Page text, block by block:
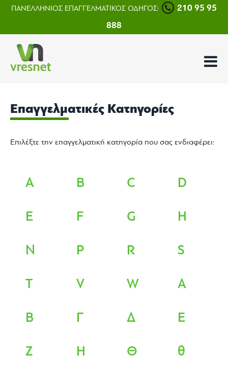
ΠΑΝΕΛΛΗΝΙΟΣ ΕΠΑΓΓΕΛΜΑΤΙΚΟΣ ΟΔΗΓΟΣ:
210 95 95
888
Επαγγελματικές Κατηγορίες
Επιλέξτε την επαγγελματική κατηγορία που σας ενδιαφέρει:
A B C D
E F G H
N P R S
T V W Α
Β Γ Δ Ε
Ζ Η Θ θ